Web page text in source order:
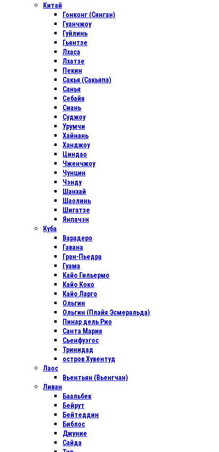
Китай
Гонконг (Сянган)
Гуанчжоу
Гуйлинь
Гьянтзе
Лхаса
Лхатзе
Пекин
Сакья (Сакьяпа)
Санья
Себайя
Сиань
Суджоу
Урумчи
Хайнань
Ханджоу
Циндао
Чженчжоу
Чунцин
Чэнду
Шанхай
Шаолинь
Шигатзе
Янпачэн
Куба
Варадеро
Гавана
Гран-Пьедра
Гуама
Кайо Гильермо
Кайо Коко
Кайо Ларго
Ольгин
Ольгин (Плайя Эсмеральда)
Пинар дель Рио
Санта Мария
Сьенфуэгос
Тринидад
остров Хувентуд
Лаос
Вьентьян (Вьенгчан)
Ливан
Баальбек
Бейрут
Бейтеддин
Библос
Джуние
Сайда